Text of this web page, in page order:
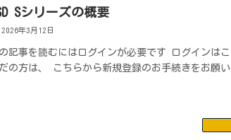
Sシリーズの概要
2026年3月12日
記事を読むにはログインが必要です ログインは
の方は、 こちらから新規登録のお手続きをお願い